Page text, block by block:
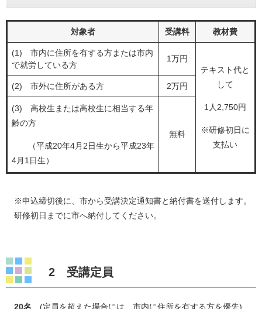
対象者 受講料 教材費
(1) 市内に住所を有する方または市内
で就労している方
1万円
テキスト代と
して
1人2,750円
※研修初日に
支払い
(2) 市外に住所がある方 2万円
(3) 高校生または高校生に相当する年
齢の方
（平成20年4月2日生から平成23年
4月1日生）
無料
※申込締切後に、市から受講決定通知書と納付書を送付します。
研修初日までに市へ納付してください。
2 受講定員
20名 (定員を超えた場合には、市内に住所を有する方を優先)